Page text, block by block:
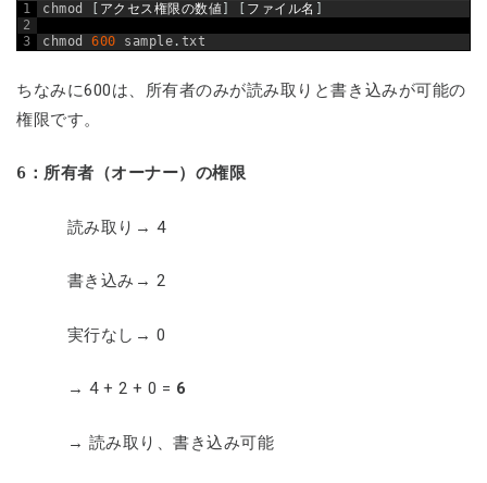
1
2
3
chmod アクセス権限の数値 ファイル名
chmod 600 sample. txt
ちなみに600は、所有者のみが読み取りと書き込みが可能の
権限です。
6 ：所有者（オーナー）の権限
読み取り→ 4
書き込み→ 2
実行なし→ 0
→ 4 + 2 + 0 = 6
→ 読み取り、書き込み可能